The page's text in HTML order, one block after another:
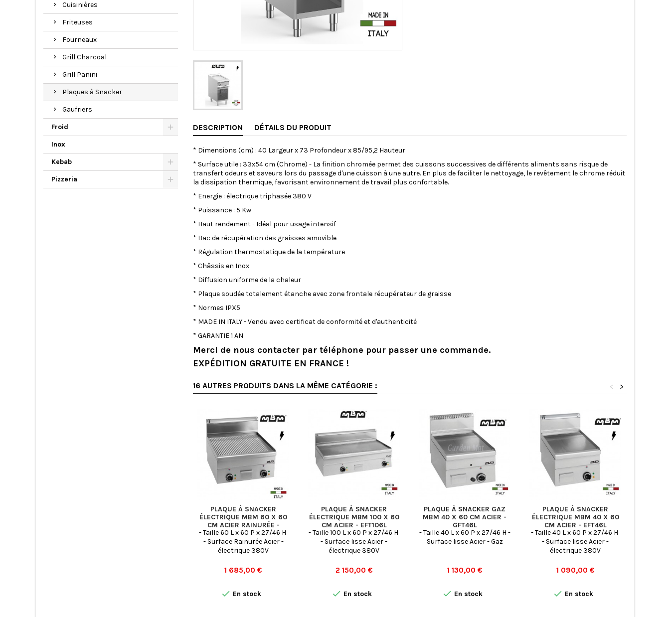
Cuisinières
Friteuses
Fourneaux
Grill Charcoal
Grill Panini
Plaques à Snacker
Gaufriers
Froid
Inox
Kebab
Pizzeria
DESCRIPTION DÉTAILS DU PRODUIT
* Dimensions (cm) : 40 Largeur x 73 Profondeur x 85/95,2 Hauteur
* Surface utile : 33x54 cm (Chrome) - La finition chromée permet des cuissons successives de différents aliments sans risque de
transfert odeurs et saveurs lors du passage d'une cuisson à une autre. En plus de faciliter le nettoyage, le revêtement le chrome réduit
la dissipation thermique, favorisant environnement de travail plus confortable.
* Energie : électrique triphasée 380 V
* Puissance : 5 Kw
* Haut rendement - Idéal pour usage intensif
* Bac de récupération des graisses amovible
* Régulation thermostatique de la température
* Châssis en Inox
* Diffusion uniforme de la chaleur
* Plaque soudée totalement étanche avec zone frontale récupérateur de graisse
* Normes IPX5
* MADE IN ITALY - Vendu avec certificat de conformité et d'authenticité
* GARANTIE 1 AN
Merci de nous contacter par téléphone pour passer une commande.
EXPÉDITION GRATUITE EN FRANCE !
16 AUTRES PRODUITS DANS LA MÊME CATÉGORIE : >
<
PLAQUE À SNACKER
ÉLECTRIQUE MBM 60 X 60
CM ACIER RAINURÉE -
EFT66R
- Taille 60 L x 60 P x 27/46 H
- Surface Rainurée Acier -
électrique 380V
Prix
1 685,00 €
 En stock
PLAQUE À SNACKER
ÉLECTRIQUE MBM 100 X 60
CM ACIER - EFT106L
- Taille 100 L x 60 P x 27/46 H
- Surface lisse Acier -
électrique 380V
Prix
2 150,00 €
 En stock
PLAQUE À SNACKER GAZ
MBM 40 X 60 CM ACIER -
GFT46L
- Taille 40 L x 60 P x 27/46 H -
Surface lisse Acier - Gaz
Prix
1 130,00 €
 En stock
PLAQUE À SNACKER
ÉLECTRIQUE MBM 40 X 60
CM ACIER - EFT46L
- Taille 40 L x 60 P x 27/46 H
- Surface lisse Acier -
électrique 380V
Prix
1 090,00 €
 En stock